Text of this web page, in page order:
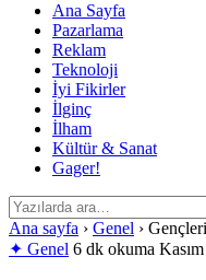
Ana Sayfa
Pazarlama
Reklam
Teknoloji
İyi Fikirler
İlginç
İlham
Kültür & Sanat
Gager!
Ana sayfa › Genel ›
✦ Genel 6 dk okuma